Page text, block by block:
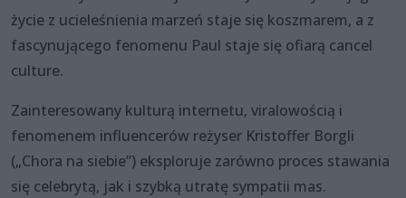
życie z ucieleśnienia marzeń staje się koszmarem, a z
fascynującego fenomenu Paul staje się ofiarą cancel
culture.
Zainteresowany kulturą internetu, viralowością i
fenomenem influencerów reżyser Kristoffer Borgli
(„Chora na siebie”) eksploruje zarówno proces stawania
się celebrytą, jak i szybką utratę sympatii mas.